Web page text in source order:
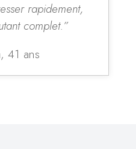
rapidement,
complet.”
41 ans